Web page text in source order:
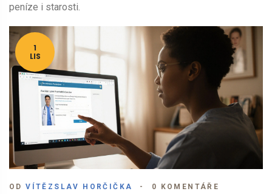
peníze i starosti.
1
LIS
ODVÍTĚZSLAV HORČIČKA 0 KOMENTÁŘE